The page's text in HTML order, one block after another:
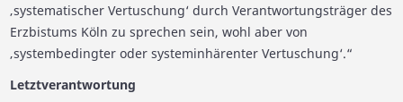
‚systematischer Vertuschung‘ durch Verantwortungsträger des
Erzbistums Köln zu sprechen sein, wohl aber von
‚systembedingter oder systeminhärenter Vertuschung‘.“
Letztverantwortung